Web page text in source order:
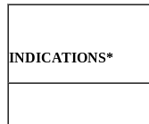
INDICATIONS*